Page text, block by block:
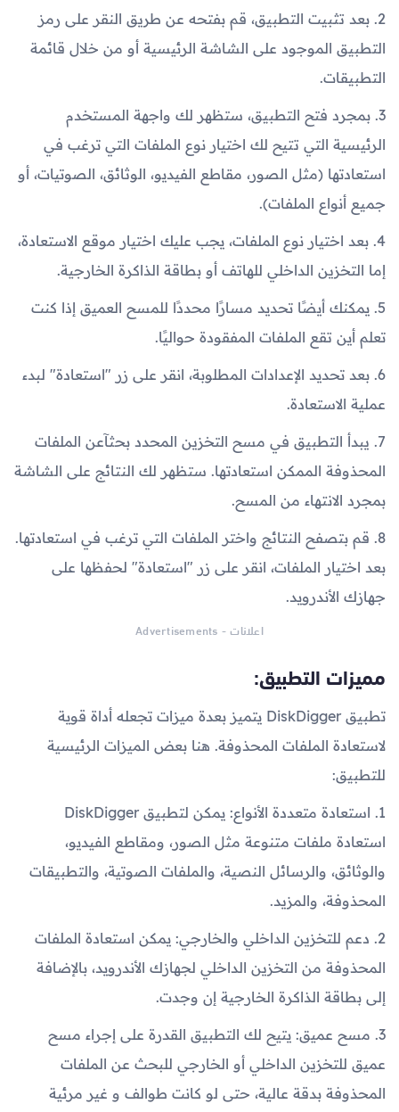
2. بعد تثبيت التطبيق، قم بفتحه عن طريق النقر على رمز
التطبيق الموجود على الشاشة الرئيسية أو من خلال قائمة
التطبيقات.
3. بمجرد فتح التطبيق، ستظهر لك واجهة المستخدم
الرئيسية التي تتيح لك اختيار نوع الملفات التي ترغب في
استعادتها (مثل الصور، مقاطع الفيديو، الوثائق، الصوتيات، أو
جميع أنواع الملفات).
4. بعد اختيار نوع الملفات، يجب عليك اختيار موقع الاستعادة،
إما التخزين الداخلي للهاتف أو بطاقة الذاكرة الخارجية.
5. يمكنك أيضًا تحديد مسارًا محددًا للمسح العميق إذا كنت
تعلم أين تقع الملفات المفقودة حواليًا.
6. بعد تحديد الإعدادات المطلوبة، انقر على زر "استعادة" لبدء
عملية الاستعادة.
7. يبدأ التطبيق في مسح التخزين المحدد بحثآعن الملفات
المحذوفة الممكن استعادتها. ستظهر لك النتائج على الشاشة
بمجرد الانتهاء من المسح.
8. قم بتصفح النتائج واختر الملفات التي ترغب في استعادتها.
بعد اختيار الملفات، انقر على زر "استعادة" لحفظها على
جهازك الأندرويد.
اعلانات - Advertisements
مميزات التطبيق:
تطبيق DiskDigger يتميز بعدة ميزات تجعله أداة قوية
لاستعادة الملفات المحذوفة. هنا بعض الميزات الرئيسية
للتطبيق:
1. استعادة متعددة الأنواع: يمكن لتطبيق DiskDigger
استعادة ملفات متنوعة مثل الصور، ومقاطع الفيديو،
والوثائق، والرسائل النصية، والملفات الصوتية، والتطبيقات
المحذوفة، والمزيد.
2. دعم للتخزين الداخلي والخارجي: يمكن استعادة الملفات
المحذوفة من التخزين الداخلي لجهازك الأندرويد، بالإضافة
إلى بطاقة الذاكرة الخارجية إن وجدت.
3. مسح عميق: يتيح لك التطبيق القدرة على إجراء مسح
عميق للتخزين الداخلي أو الخارجي للبحث عن الملفات
المحذوفة بدقة عالية، حتى لو كانت طوالف و غير مرئية